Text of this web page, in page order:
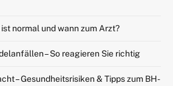
normal und wann zum Arzt?
– So reagieren Sie richtig
– Gesundheitsrisiken & Tipps zum BH-